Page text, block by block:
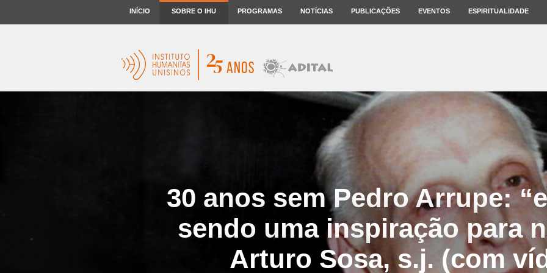
INÍCIO SOBRE O IHU PROGRAMAS NOTÍCIAS PUBLICAÇÕES EVENTOS ESPIRITUALIDADE
30 anos sem Pedro Arrupe:
sendo uma inspiração para
Arturo Sosa, s.j. (com